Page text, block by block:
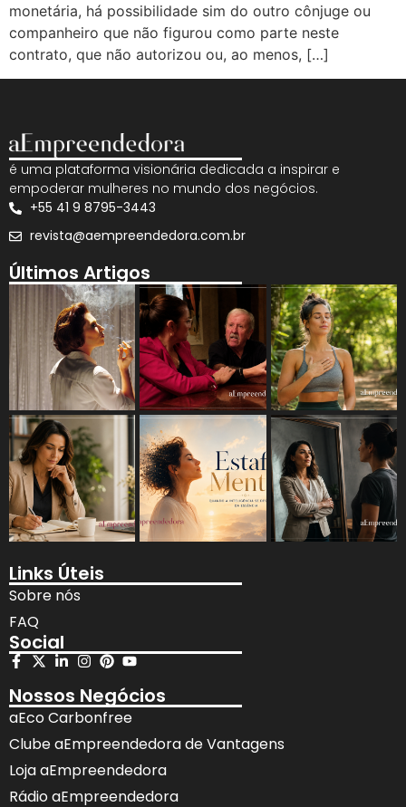
monetária, há possibilidade sim do outro cônjuge ou
companheiro que não figurou como parte neste
contrato, que não autorizou ou, ao menos, […]
é uma plataforma visionária dedicada a inspirar e
empoderar mulheres no mundo dos negócios.
+55 41 9 8795-3443
revista@aempreendedora.com.br
Últimos Artigos
Links Úteis
Sobre nós
FAQ
Social
Nossos Negócios
aEco Carbonfree
Clube aEmpreendedora de Vantagens
Loja aEmpreendedora
Rádio aEmpreendedora